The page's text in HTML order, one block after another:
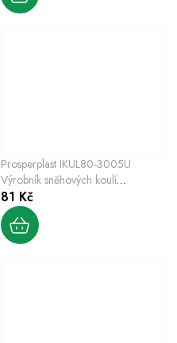
Prosperplast IKUL80-3005U
Výrobník sněhových koulí
SNOWBALLEE modrý
81 Kč